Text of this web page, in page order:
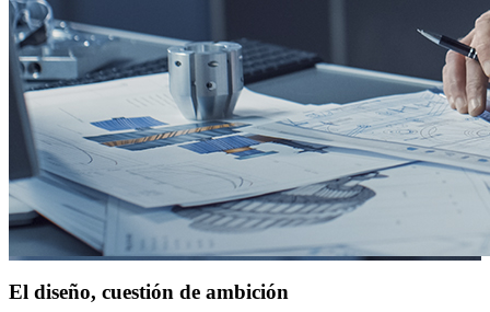
El diseño, cuestión de ambición